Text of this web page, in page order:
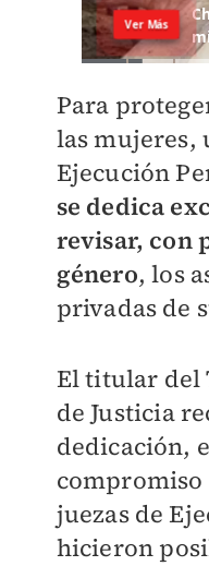
Para
las mujeres,
Ejecución
se dedica
revisar, con
género, los
privadas de
El titular del
de Justicia
dedicación,
compromiso
juezas de
hicieron